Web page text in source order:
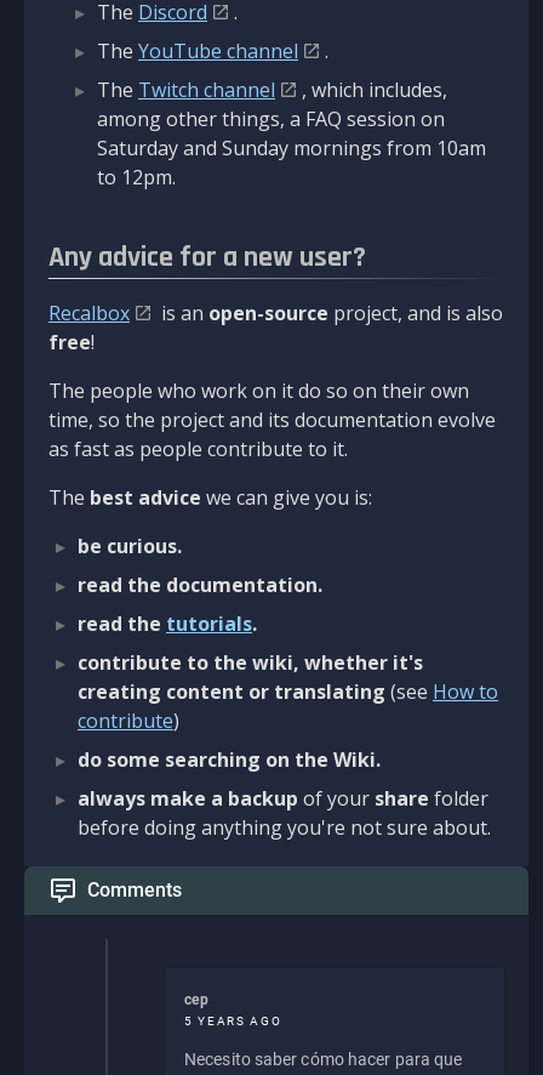
The Discord
.
The YouTube channel
.
The Twitch channel
, which includes,
among other things, a FAQ session on
Saturday and Sunday mornings from 10am
to 12pm.
Any advice for a new user?
Recalbox is an open-source project, and is also
free!
The people who work on it do so on their own
time, so the project and its documentation evolve
as fast as people contribute to it.
The best advice we can give you is:
be curious.
read the documentation.
read the tutorials.
contribute to the wiki, whether it's
creating content or translating (see How to
contribute)
do some searching on the Wiki.
always make a backup of your share folder
before doing anything you're not sure about.
Comments
cep
5 YEARS AGO
Necesito saber cómo hacer para que